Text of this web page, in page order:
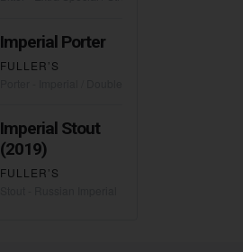
Imperial Porter
FULLER’S
Imperial Stout
(2019)
FULLER’S